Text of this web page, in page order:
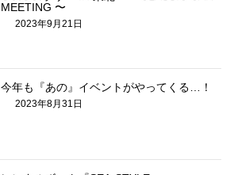
MEETING 〜
2023年9月21日
今年も『あの』イベントがやってくる…！
2023年8月31日